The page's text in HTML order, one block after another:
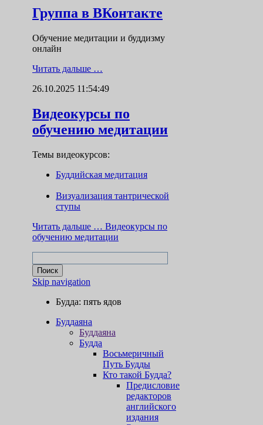
Группа в ВКонтакте
Обучение медитации и буддизму
онлайн
Читать дальше …
26.10.2025 11:54:49
Видеокурсы по
обучению медитации
Темы видеокурсов:
Буддийская медитация
Визуализация тантрической
ступы
Читать дальше … Видеокурсы по
обучению медитации
Skip navigation
Будда: пять ядов
Буддаяна
Буддаяна
Будда
Восьмеричный
Путь Будды
Кто такой Будда?
Предисловие
редакторов
английского
издания